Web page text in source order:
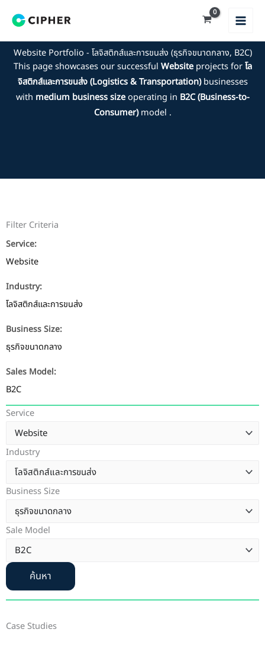
Website Portfolio - โลจิสติกส์และการขนส่ง (ธุรกิจขนาดกลาง, B2C)
This page showcases our successful Websiteprojects forโล
จิสติกส์และการขนส่ง (Logistics & Transportation)businesses
with medium business sizeoperating in B2C (Business-to-
Consumer)model .
Filter Criteria
Service:
Website
Industry:
โลจิสติกส์และการขนส่ง
Business Size:
ธุรกิจขนาดกลาง
Sales Model:
B2C
Service
Industry
Business Size
Sale Model
ค้นหา
Case Studies